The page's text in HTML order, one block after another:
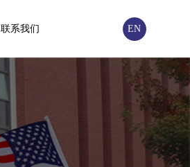
联系我们 EN